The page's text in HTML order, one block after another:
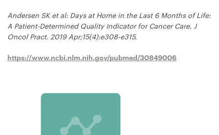
Andersen SK et al: Days at Home in the Last 6 Months of Life:
A Patient-Determined Quality Indicator for Cancer Care. J
Oncol Pract. 2019 Apr;15(4):e308-e315.
https://www.ncbi.nlm.nih.gov/pubmed/30849006